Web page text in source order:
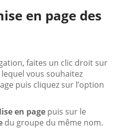
en page des
faites un clic droit sur
vous souhaitez
puis cliquez sur l’option
en page puis sur le
du groupe du même nom.